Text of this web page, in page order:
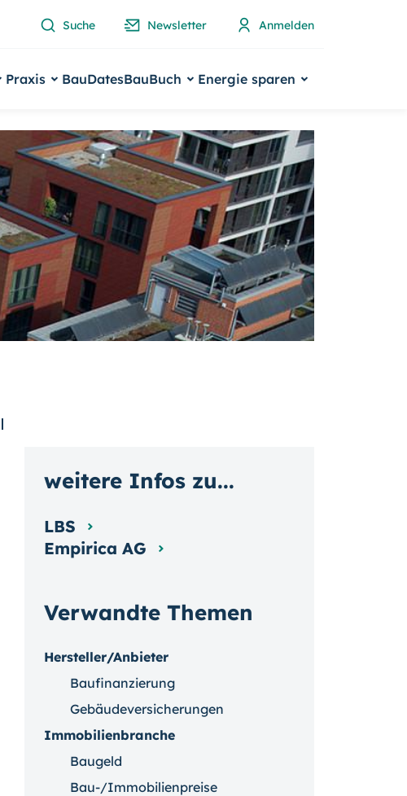
Suche Newsletter Anmelden
Praxis BauDatesBauBuch Energie sparen
Verwandte Themen
Hersteller/Anbieter
Baufinanzierung
Gebäudeversicherungen
Immobilienbranche
Baugeld
Bau-/Immobilienpreise
weitere Infos zu...
LBS
Empirica AG